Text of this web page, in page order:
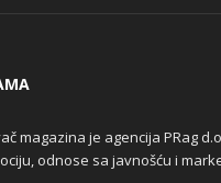
magazina je agencija PRag
odnose sa javnošću i